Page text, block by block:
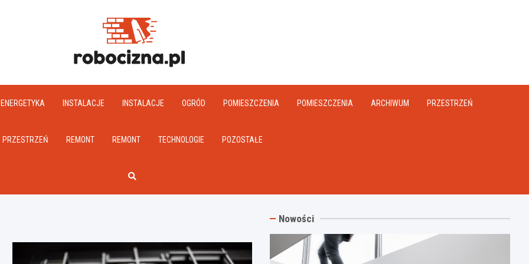
ENERGETYKA INSTALACJE INSTALACJE OGRÓD POMIESZCZENIA POMIESZCZENIA ARCHIWUM PRZESTRZEŃ
PRZESTRZEŃ REMONT REMONT TECHNOLOGIE POZOSTAŁE
Nowości